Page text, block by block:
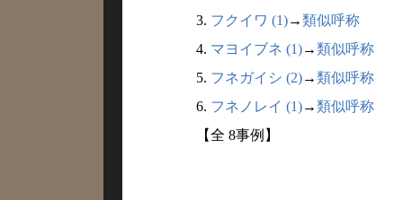
3. フクイワ (1)→類似呼称
4. マヨイブネ (1)→類似呼称
5. フネガイシ (2)→類似呼称
6. フネノレイ (1)→類似呼称
【全 8事例】